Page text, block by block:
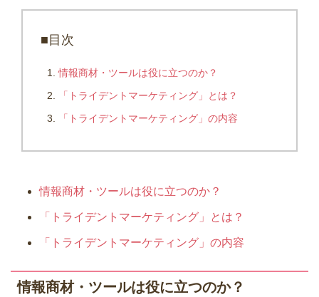
■目次
情報商材・ツールは役に立つのか？
「トライデントマーケティング」とは？
「トライデントマーケティング」の内容
情報商材・ツールは役に立つのか？
「トライデントマーケティング」とは？
「トライデントマーケティング」の内容
情報商材・ツールは役に立つのか？